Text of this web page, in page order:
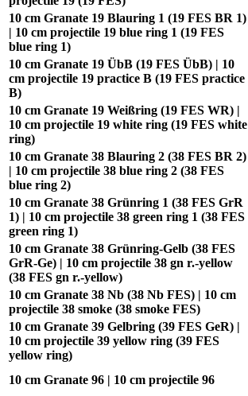
10 cm Granate 19 Blauring 1 (19 FES BR 1)
| 10 cm projectile 19 blue ring 1 (19 FES
blue ring 1)
10 cm Granate 19 ÜbB (19 FES ÜbB) | 10
cm projectile 19 practice B (19 FES practice
B)
10 cm Granate 19 Weißring (19 FES WR) |
10 cm projectile 19 white ring (19 FES white
ring)
10 cm Granate 38 Blauring 2 (38 FES BR 2)
| 10 cm projectile 38 blue ring 2 (38 FES
blue ring 2)
10 cm Granate 38 Grünring 1 (38 FES GrR
1) | 10 cm projectile 38 green ring 1 (38 FES
green ring 1)
10 cm Granate 38 Grünring-Gelb (38 FES
GrR-Ge) | 10 cm projectile 38 gn r.-yellow
(38 FES gn r.-yellow)
10 cm Granate 38 Nb (38 Nb FES) | 10 cm
projectile 38 smoke (38 smoke FES)
10 cm Granate 39 Gelbring (39 FES GeR) |
10 cm projectile 39 yellow ring (39 FES
yellow ring)
10 cm Granate 96 | 10 cm projectile 96